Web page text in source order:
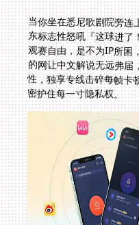
当你坐在悉尼歌剧院旁连
东标志性怒吼『这球进了
观赛自由，是不为IP所困
的网让中文解说无远弗届
性，独享专线击碎每帧卡
密护住每一寸隐私权。